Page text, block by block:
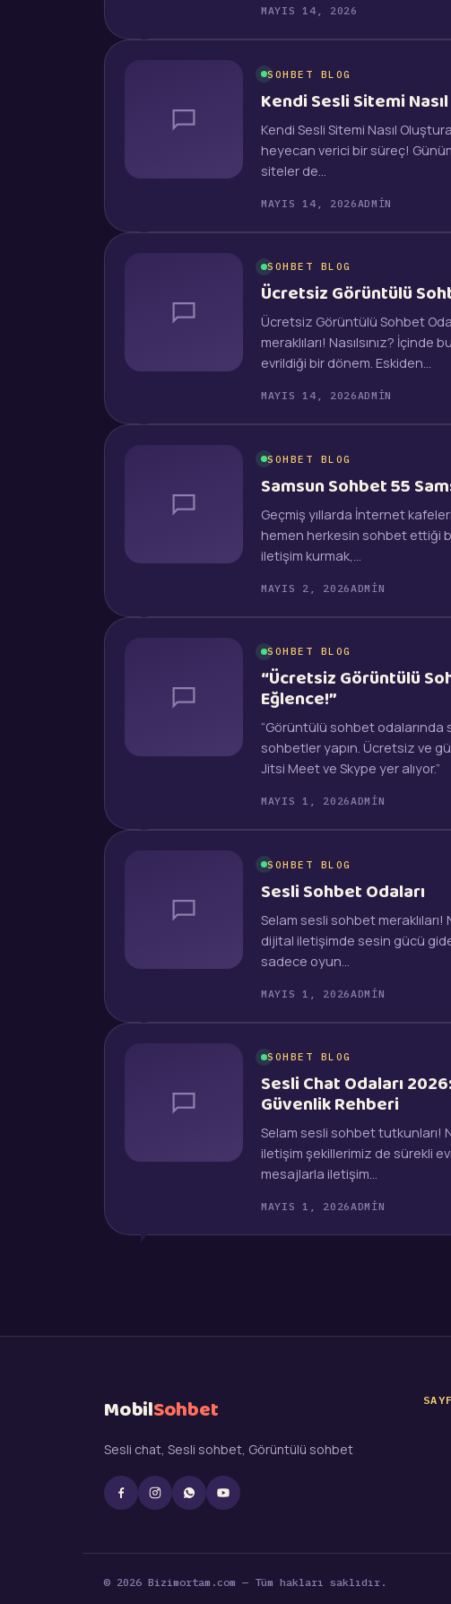
MAYIS 14, 2026
SOHBET BLOG
Kendi Sesli Sitemi
Kendi Sesli Sitemi Nasıl
heyecan verici bir süreç!
siteler de…
MAYIS 14, 2026ADMIN
SOHBET BLOG
Ücretsiz Görüntülü
Ücretsiz Görüntülü Sohbet
meraklıları! Nasılsınız?
evrildiği bir dönem. Eskiden…
MAYIS 14, 2026ADMIN
SOHBET BLOG
Samsun Sohbet 55
Geçmiş yıllarda İnternet
hemen herkesin sohbet ettiği
iletişim kurmak,…
MAYIS 2, 2026ADMIN
SOHBET BLOG
“Ücretsiz Görüntülü
Eğlence!”
“Görüntülü sohbet odalarında
sohbetler yapın. Ücretsiz ve
Jitsi Meet ve Skype yer alıyor.”
MAYIS 1, 2026ADMIN
SOHBET BLOG
Sesli Sohbet Odaları
Selam sesli sohbet meraklıları!
dijital iletişimde sesin gücü
sadece oyun…
MAYIS 1, 2026ADMIN
SOHBET BLOG
Sesli Chat Odaları
Güvenlik Rehberi
Selam sesli sohbet tutkunları!
iletişim şekillerimiz de sürekli
mesajlarla iletişim…
MAYIS 1, 2026ADMIN
MobilSohbet
Sesli chat, Sesli sohbet, Görüntülü sohbet
© 2026 Bizimortam.com — Tüm hakları saklıdır.